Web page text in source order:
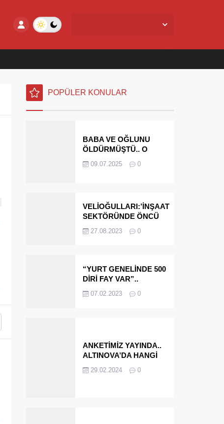
POPÜLER KONULAR
BABA VE OĞLUNU
ÖLDÜRMÜŞTÜ.. O
MİRASÇILARI
09.07.2025 0
VELİOĞULLARI:’İNŞAAT
SEKTÖRÜNDE ÖNCÜ
EDECEĞİZ’
27.08.2023 0
“YURT GENELİNDE 500
DİRİ FAY VAR”..
ÇINARCIK..
07.02.2023 0
ANKETİMİZ YAYINDA..
ALTINOVA’DA HANGİ
BAŞKANI OLARAK
29.02.2024 0